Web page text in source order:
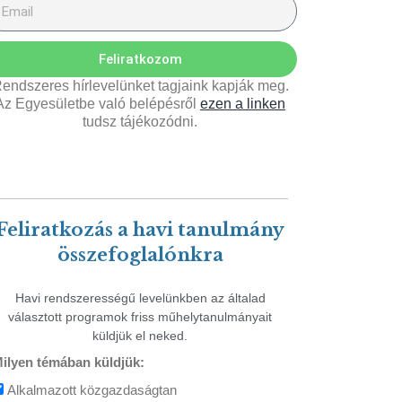
Feliratkozom
hírlevelünket tagjaink kapják meg.
Egyesületbe való belépésről ezen a linken
tudsz tájékozódni.
a havi tanulmány
összefoglalónkra
Havi rendszerességű levelünkben az általad
választott programok friss műhelytanulmányait
küldjük el neked.
témában küldjük:
Alkalmazott közgazdaságtan